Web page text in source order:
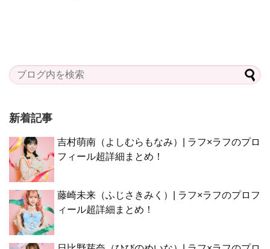
新着記事
吉村萌南（よしむらもなみ）| ラフ×ラフのプロ
フィール超詳細まとめ！
藤崎未来（ふじさきみく）| ラフ×ラフのプロフ
ィール超詳細まとめ！